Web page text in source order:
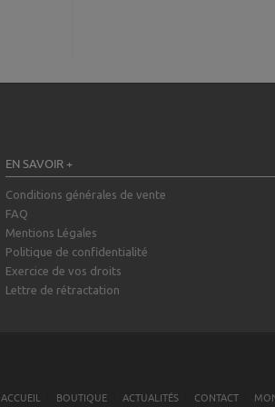
EN SAVOIR +
Conditions générales de vente
FAQ
Mentions Légales
Politique de confidentialité
Exercice de vos droits
Lettre de rétractation
ACCUEIL BOUTIQUE ACTUALITÉS CONTACT